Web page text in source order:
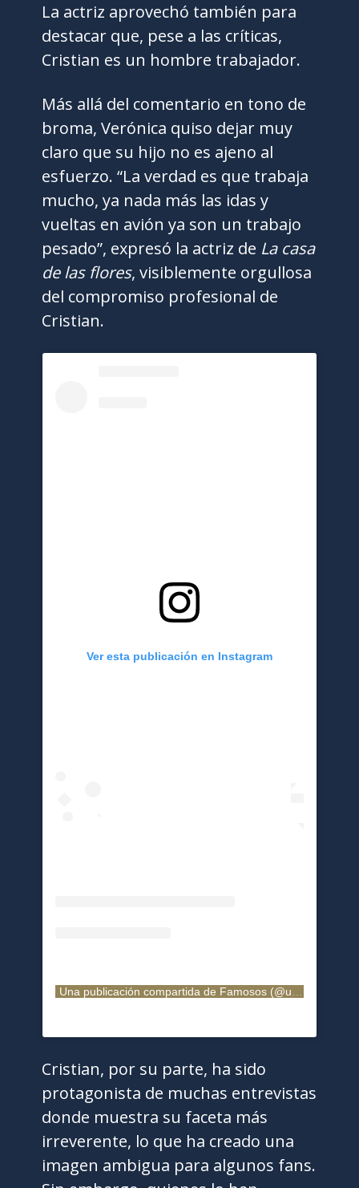
La actriz aprovechó también para
destacar que, pese a las críticas,
Cristian es un hombre trabajador.
Más allá del comentario en tono de
broma, Verónica quiso dejar muy
claro que su hijo no es ajeno al
esfuerzo. “La verdad es que trabaja
mucho, ya nada más las idas y
vueltas en avión ya son un trabajo
pesado”, expresó la actriz de La casa
de las flores, visiblemente orgullosa
del compromiso profesional de
Cristian.
Ver esta publicación en Instagram
Una publicación compartida de Famosos (@univisionfamosos)
Cristian, por su parte, ha sido
protagonista de muchas entrevistas
donde muestra su faceta más
irreverente, lo que ha creado una
imagen ambigua para algunos fans.